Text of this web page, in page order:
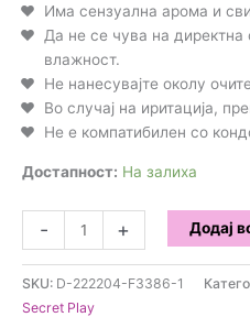
Има сензуална арома и
Да не се чува на директна
влажност.
Не нанесувајте околу
Во случај на иритација,
Не е компатибилен со
Достапност: На залиха
-
Play
-
6
Бразилски
+ Додај
SKU: D-222204-F3386-1
Secret Play